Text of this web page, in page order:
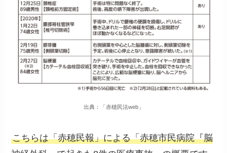
出典：「赤穂民法web」
こちらは「赤穂民報」による「赤穂市民病院『脳